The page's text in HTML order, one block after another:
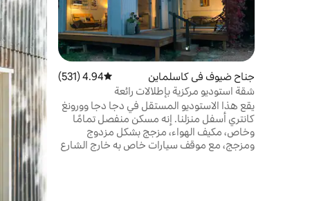
جناح ضيوف في كاسلماين متوسط التقييم 4.94 من 5، 531 مراجعات
4.94 (531)
شقة استوديو مركزية بإطلالات رائعة
يقع هذا الاستوديو المستقل في دجا دجا وورونغ
كانتري أسفل منزلنا. إنه مسكن منفصل تمامًا
وخاص، مكيف الهواء، مزجج بشكل مزدوج
ومزجج، مع موقف سيارات خاص به خارج الشارع